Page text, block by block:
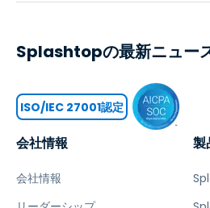
会社情報
会社情報
製
Splashtopの最新ニュー
ISO/IEC 27001認定